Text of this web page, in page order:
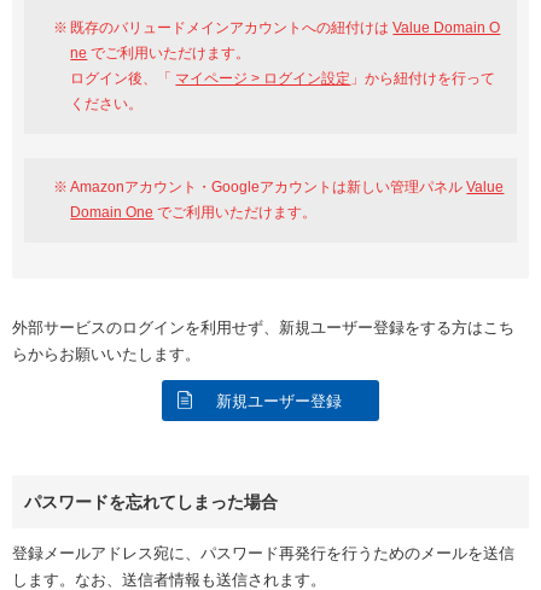
既存のバリュードメインアカウントへの紐付けはValue Domain O
ne でご利用いただけます。
ログイン後、「 マイページ > ログイン設定 」から紐付けを行って
ください。
Amazonアカウント・Googleアカウントは新しい管理パネルValue
Domain One でご利用いただけます。
外部サービスのログインを利用せず、新規ユーザー登録をする方はこち
らからお願いいたします。
新規ユーザー登録
パスワードを忘れてしまった場合
登録メールアドレス宛に、パスワード再発行を行うためのメールを送信
します。なお、送信者情報も送信されます。